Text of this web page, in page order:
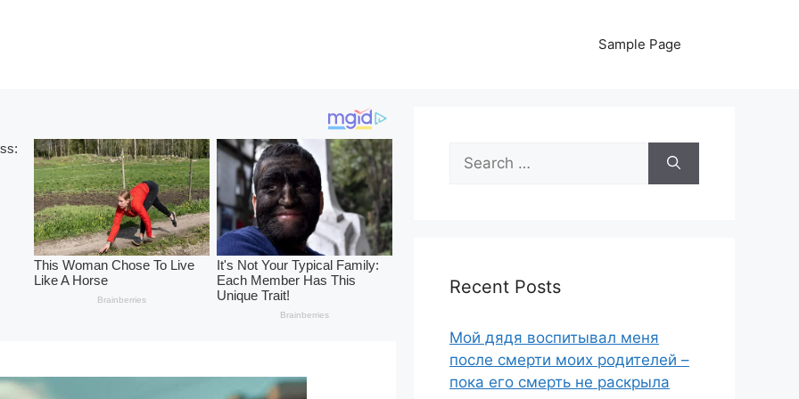
Sample Page
Search
for:
Recent Posts
Мой дядя воспитывал меня
после смерти моих родителей –
пока его смерть не раскрыла